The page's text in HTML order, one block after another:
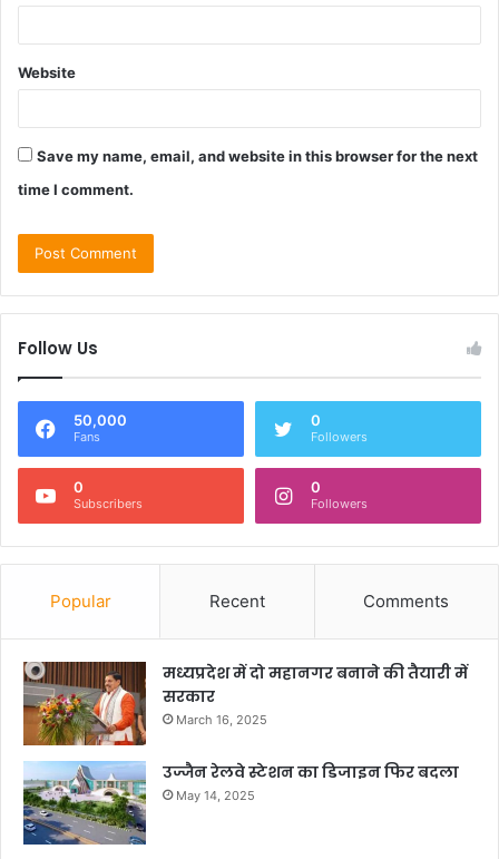
Website
Save my name, email, and website in this browser for the next
time I comment.
Follow Us
50,000
Fans
0
Followers
0
Subscribers
0
Followers
Popular Recent Comments
मध्यप्रदेश में दो महानगर बनाने की तैयारी में
सरकार
March 16, 2025
उज्जैन रेलवे स्टेशन का डिजाइन फिर बदला
May 14, 2025